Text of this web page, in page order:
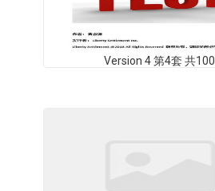
Version 4 第4套 共100